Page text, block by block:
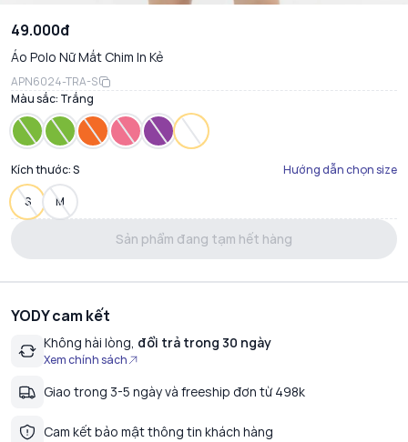
49.000đ
Áo Polo Nữ Mắt Chim In Kẻ
APN6024-TRA-S
Màu sắc: Trắng
Kích thước:S Hướng dẫn chọn size
S M
Sản phẩm đang tạm hết hàng
YODY cam kết
Không hài lòng, đổi trả trong 30 ngày
Xem chính sách
Giao trong 3-5 ngày và freeship đơn từ 498k
Cam kết bảo mật thông tin khách hàng